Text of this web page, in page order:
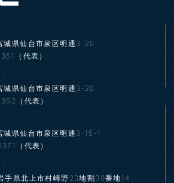
城県仙台市泉区明通3-20
（代表）
城県仙台市泉区明通3-20
（代表）
城県仙台市泉区明通3-15-1
（代表）
手県北上市村崎野23地割30番地14